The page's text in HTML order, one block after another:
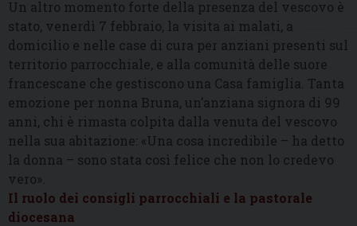
Un altro momento forte della presenza del vescovo è
stato, venerdì 7 febbraio, la visita ai malati, a
domicilio e nelle case di cura per anziani presenti sul
territorio parrocchiale, e alla comunità delle suore
francescane che gestiscono una Casa famiglia. Tanta
emozione per nonna Bruna, un’anziana signora di 99
anni, chi è rimasta colpita dalla venuta del vescovo
nella sua abitazione: «Una cosa incredibile – ha detto
la donna – sono stata così felice che non lo credevo
vero».
Il ruolo dei consigli parrocchiali e la pastorale
diocesana